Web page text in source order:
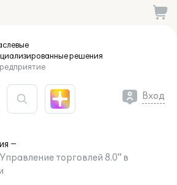
решения
Вход
торговлей 8.0" в